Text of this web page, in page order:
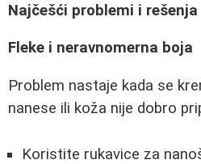
Najčešći problemi i rešenja
Fleke i neravnomerna boja
Problem nastaje kada se
nanese ili koža nije dobro
Koristite rukavice za